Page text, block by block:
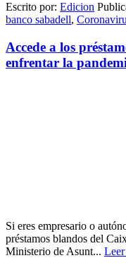
Escrito por: Edicion
banco sabadell,
Accede a los
enfrentar la
Si eres empresario o
préstamos blandos del
Ministerio de Asunt... Leer